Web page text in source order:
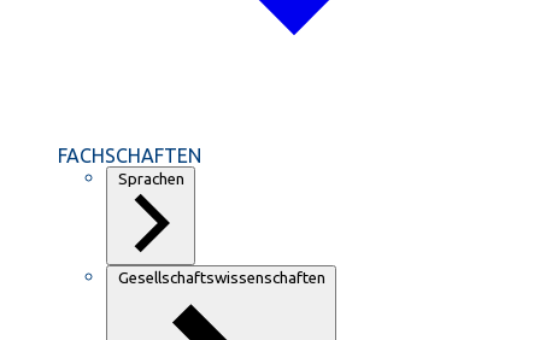
FACHSCHAFTEN
Sprachen
Gesellschaftswissenschaften